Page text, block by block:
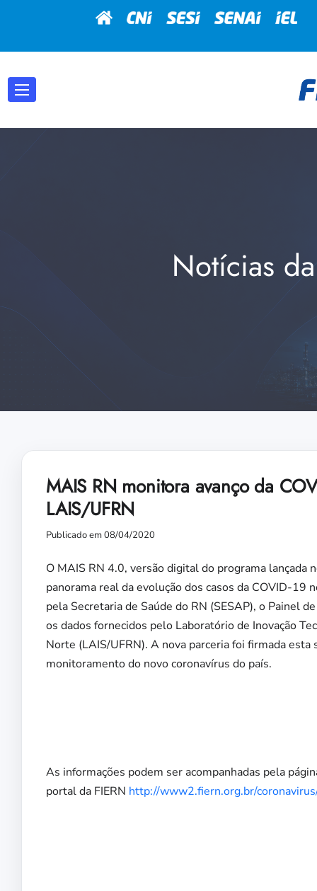
Notícias
MAIS RN monitora avanço da
LAIS/UFRN
Publicado em 08/04/2020
O MAIS RN 4.0, versão digital do programa lançada
panorama real da evolução dos casos da COVID-
pela Secretaria de Saúde do RN (SESAP), o Painel
os dados fornecidos pelo Laboratório de Inovação
Norte (LAIS/UFRN). A nova parceria foi firmada
monitoramento do novo coronavírus do país.
As informações podem ser acompanhadas pela
portal da FIERN http://www2.fiern.org.br/coronavirus/